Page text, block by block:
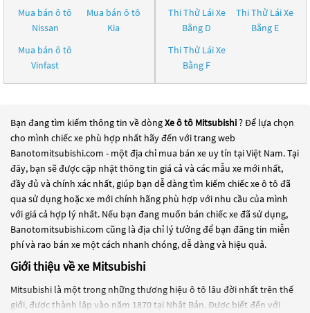
Mua bán ô tô
Nissan
Mua bán ô tô
Kia
Mua bán ô tô
Vinfast
Thi Thử Lái Xe
Bằng D
Thi Thử Lái Xe
Bằng E
Thi Thử Lái Xe
Bằng F
Bạn đang tìm kiếm thông tin về dòngXe ô tô Mitsubishi? Để lựa chọn
cho mình chiếc xe phù hợp nhất hãy đến với trang web
Banotomitsubishi.com - một địa chỉ mua bán xe uy tín tại Việt Nam. Tại
đây, bạn sẽ được cập nhật thông tin giá cả và các mẫu xe mới nhất,
đầy đủ và chính xác nhất, giúp bạn dễ dàng tìm kiếm chiếc xe ô tô đã
qua sử dụng hoặc xe mới chính hãng phù hợp với nhu cầu của mình
với giá cả hợp lý nhất. Nếu bạn đang muốn bán chiếc xe đã sử dụng,
Banotomitsubishi.com cũng là địa chỉ lý tưởng để bạn đăng tin miễn
phí và rao bán xe một cách nhanh chóng, dễ dàng và hiệu quả.
Giới thiệu về xe Mitsubishi
Mitsubishi là một trong những thương hiệu ô tô lâu đời nhất trên thế
giới, được thành lập vào năm 1870 tại Nhật Bản. Được biết đến với